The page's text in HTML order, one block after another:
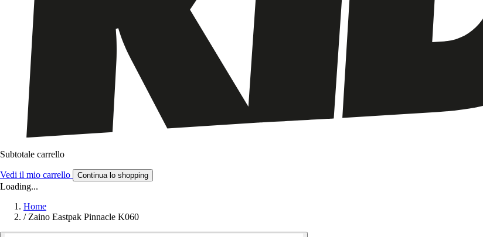
Subtotale carrello
Vedi il mio carrello Continua lo shopping
Loading...
Home
/ Zaino Eastpak Pinnacle K060